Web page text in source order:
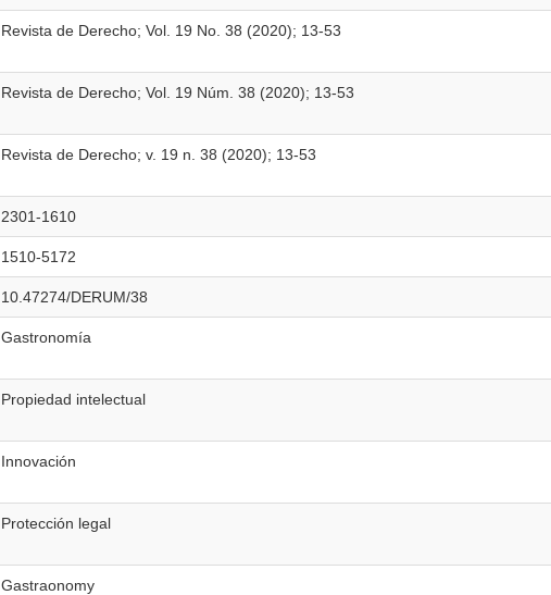
Revista de Derecho; Vol. 19 No. 38 (2020); 13-53
Revista de Derecho; Vol. 19 Núm. 38 (2020); 13-53
Revista de Derecho; v. 19 n. 38 (2020); 13-53
2301-1610
1510-5172
10.47274/DERUM/38
Gastronomía
Propiedad intelectual
Innovación
Protección legal
Gastraonomy